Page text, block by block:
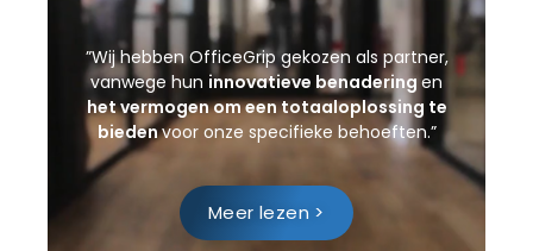
”Wij hebben OfficeGrip gekozen als partner,
vanwege hun innovatieve benadering en
het vermogen om een totaaloplossing te
biedenvoor onze specifieke behoeften.”
Meer lezen >